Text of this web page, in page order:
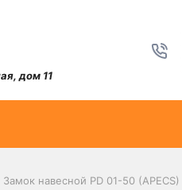
дом 11
Замок навесной PD 01-50 (APECS)